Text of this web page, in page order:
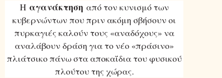
Η αγανάκτηση από τον κυνισμό των
κυβερνώντων που πριν ακόμη σβήσουν οι
πυρκαγιές καλούν τους «αναδόχους» να
αναλάβουν δράση για το νέο «πράσινο»
πλιάτσικο πάνω στα αποκαΐδια του φυσικού
πλούτου της χώρας.